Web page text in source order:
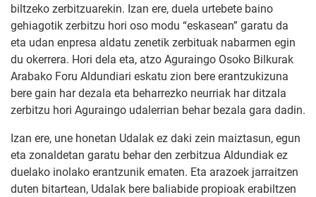
biltzeko zerbitzuarekin. Izan ere, duela urtebete baino
gehiagotik zerbitzu hori oso modu “eskasean” garatu da
eta udan enpresa aldatu zenetik zerbituak nabarmen egin
du okerrera. Hori dela eta, atzo Aguraingo Osoko Bilkurak
Arabako Foru Aldundiari eskatu zion bere erantzukizuna
bere gain har dezala eta beharrezko neurriak har ditzala
zerbitzu hori Aguraingo udalerrian behar bezala gara dadin.
Izan ere, une honetan Udalak ez daki zein maiztasun, egun
eta zonaldetan garatu behar den zerbitzua Aldundiak ez
duelako inolako erantzunik ematen. Eta arazoek jarraitzen
duten bitartean, Udalak bere baliabide propioak erabiltzen